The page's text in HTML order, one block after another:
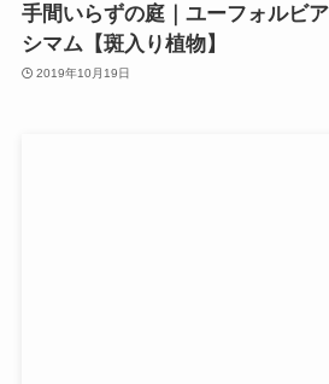
手間いらずの庭｜ユーフォルビ
シマム【斑入り植物】
2019年10月19日